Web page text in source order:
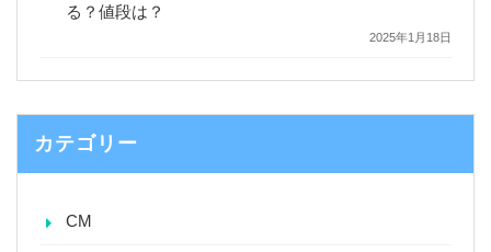
る？値段は？
2025年1月18日
カテゴリー
CM